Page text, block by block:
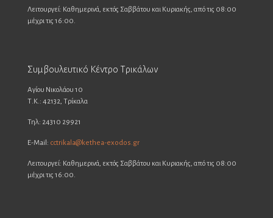
Λειτουργεί: Καθημερινά, εκτός Σαββάτου και Κυριακής, από τις 08:00
μέχρι τις 16:00.
Συμβουλευτικό Κέντρο Τρικάλων
Αγίου Νικολάου 10
Τ.Κ.: 42132, Τρίκαλα
Τηλ: 24310 29921
E-Mail: cctrikala@kethea-exodos.gr
Λειτουργεί: Καθημερινά, εκτός Σαββάτου και Κυριακής, από τις 08:00
μέχρι τις 16:00.